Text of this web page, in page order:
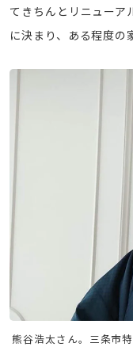
てきちんとリニューア
に決まり、ある程度の
熊谷浩太さん。三条市